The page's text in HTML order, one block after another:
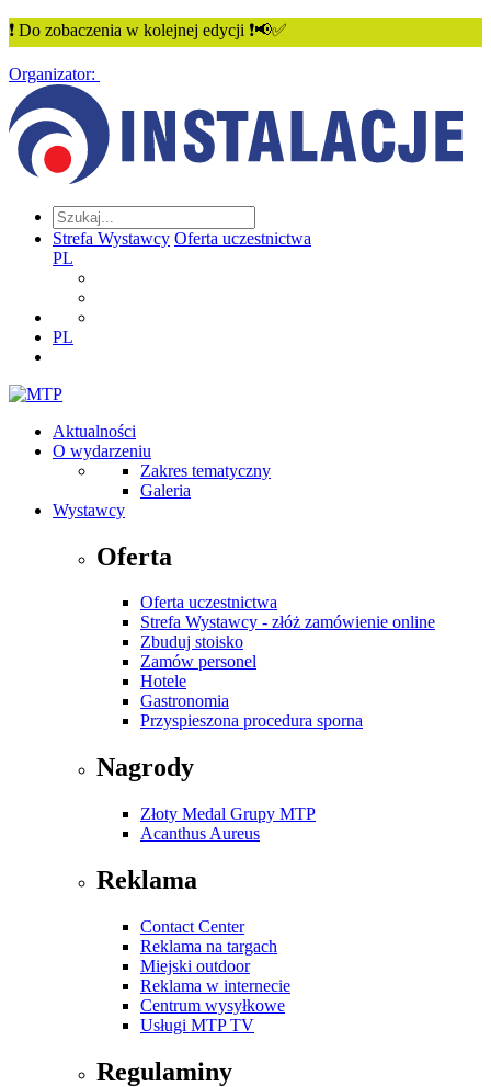
❗ Do zobaczenia w kolejnej edycji ❗📢✅
Organizator:
Strefa Wystawcy Oferta uczestnictwa
PL
PL
Aktualności
O wydarzeniu
Zakres tematyczny
Galeria
Wystawcy
Oferta
Oferta uczestnictwa
Strefa Wystawcy - złóż zamówienie online
Zbuduj stoisko
Zamów personel
Hotele
Gastronomia
Przyspieszona procedura sporna
Nagrody
Złoty Medal Grupy MTP
Acanthus Aureus
Reklama
Contact Center
Reklama na targach
Miejski outdoor
Reklama w internecie
Centrum wysyłkowe
Usługi MTP TV
Regulaminy